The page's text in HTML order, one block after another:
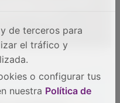
de terceros para
el tráfico y
o configurar tus
nuestra Política de